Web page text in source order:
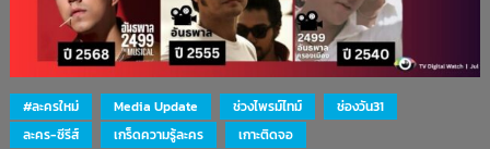
#ละครใหม่ Media Update ช่วงไพรม์ไทม์
ช่องวัน31
ละคร-ซีรีส์
เกร็ดความรู้ละคร เกาะติดจอ